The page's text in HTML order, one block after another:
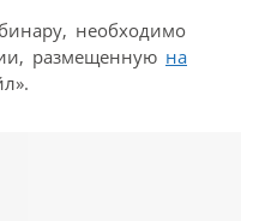
необходимо
размещенную на